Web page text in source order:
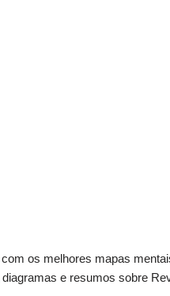
os melhores mapas
e resumos sobre